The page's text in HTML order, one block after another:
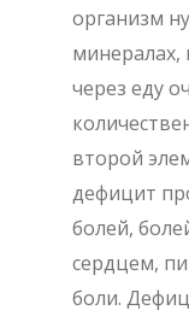
организм
минералах,
через еду
второй
дефицит
болей,
сердцем,
боли.